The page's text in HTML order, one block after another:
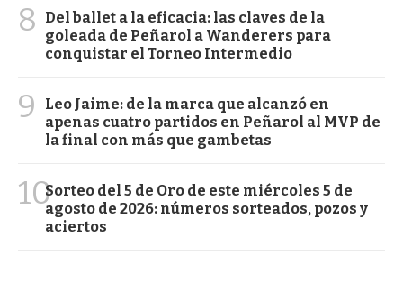
8
Del ballet a la eficacia: las claves de la
goleada de Peñarol a Wanderers para
conquistar el Torneo Intermedio
9
Leo Jaime: de la marca que alcanzó en
apenas cuatro partidos en Peñarol al MVP de
la final con más que gambetas
10Sorteo del 5 de Oro de este miércoles 5 de
agosto de 2026: números sorteados, pozos y
aciertos